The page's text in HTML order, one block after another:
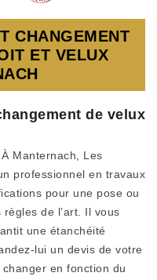
CHANGEMENT
ET VELUX
de velux
Manternach, Les
professionnel en travaux
pour une pose ou
de l’art. Il vous
une étanchéité
lui un devis de votre
en fonction du